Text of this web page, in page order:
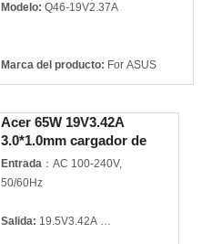
Modelo: Q46-19V2.37A
Marca del producto: For ASUS
Acer 65W 19V3.42A
3.0*1.0mm cargador de
notebook
Entrada ：AC 100-240V,
50/60Hz
Salida: 19.5V3.42A